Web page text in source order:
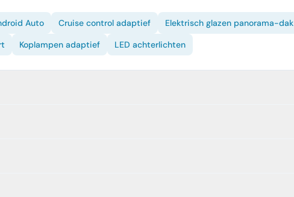
Auto Cruise control adaptief Elektrisch glazen panorama-dak
Koplampen adaptief LED achterlichten